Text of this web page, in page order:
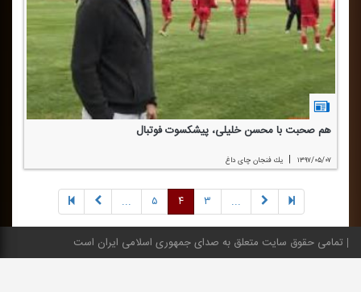
هم صحبت با محسن خلیلی، پیشكسوت فوتبال
۱۳۹۷/۰۵/۰۷ | یك فنجان چای داغ
... ۳ ۴ ۵ ...
تمامی حقوق سایت متعلق به صدای جمهوری اسلامی ایران است